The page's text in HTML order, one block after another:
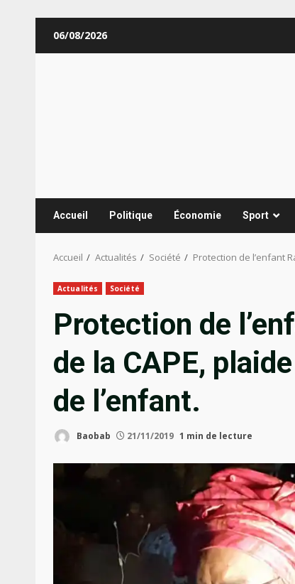
06/08/2026
Accueil Politique Économie Sport
Accueil Actualités Société Protection de l’enfant
Actualités Société
Protection de
de la CAPE,
de l’enfant.
Baobab 21/11/2019 1 min de lecture